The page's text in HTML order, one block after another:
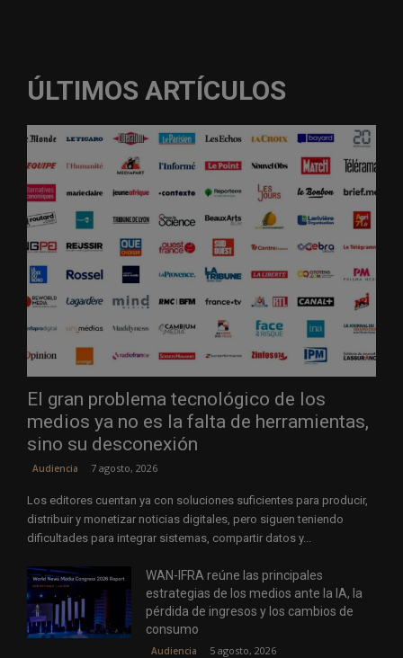
ÚLTIMOS ARTÍCULOS
El gran problema tecnológico de los
medios ya no es la falta de herramientas,
sino su desconexión
Audiencia 7 agosto, 2026
Los editores cuentan ya con soluciones suficientes para producir,
distribuir y monetizar noticias digitales, pero siguen teniendo
dificultades para integrar sistemas, compartir datos y...
WAN-IFRA reúne las principales
estrategias de los medios ante la IA, la
pérdida de ingresos y los cambios de
consumo
Audiencia 5 agosto, 2026